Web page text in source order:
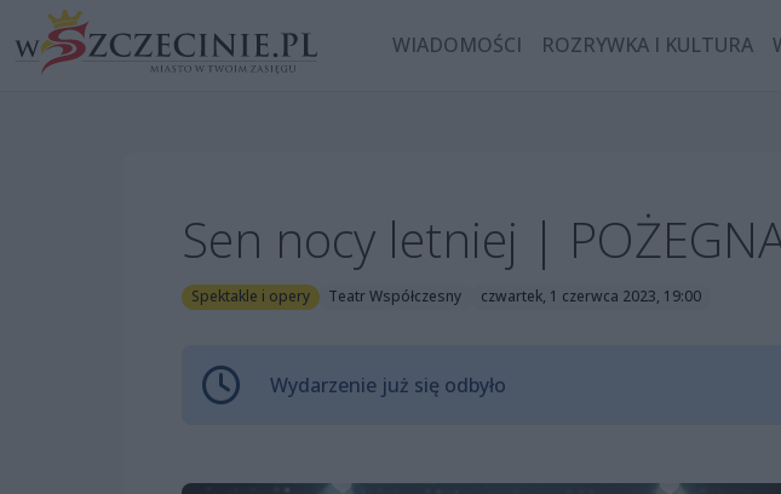
WIADOMOŚCI ROZRYWKA I KULTURA
Sen nocy letniej |
Spektakle i opery Teatr Współczesny czwartek, 1 czerwca 2023, 19:00
Wydarzenie już się odbyło